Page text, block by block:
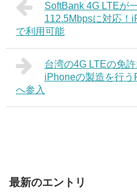
SoftBank 4G LTEが
112.5Mbpsに対応！
で利用可能
台湾の4G LTEの免
iPhoneの製造を行
へ参入
最新のエントリ